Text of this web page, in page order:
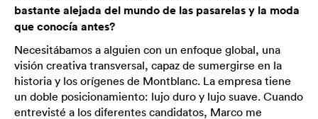
bastante alejada del mundo de las pasarelas y la moda
que conocía antes?
Necesitábamos a alguien con un enfoque global, una
visión creativa transversal, capaz de sumergirse en la
historia y los orígenes de Montblanc. La empresa tiene
un doble posicionamiento: lujo duro y lujo suave. Cuando
entrevisté a los diferentes candidatos, Marco me